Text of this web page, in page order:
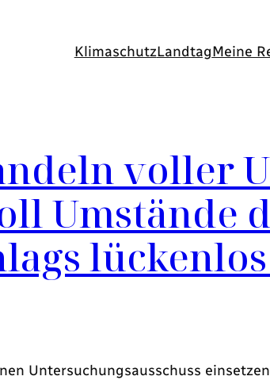
KlimaschutzLandtagMeine
voller
Umstände
Untersuchungsausschuss